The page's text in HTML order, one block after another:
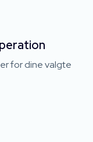
for dine valgte